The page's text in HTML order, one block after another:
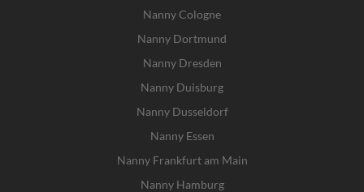
Nanny Cologne
Nanny Dortmund
Nanny Dresden
Nanny Duisburg
Nanny Dusseldorf
Nanny Essen
Nanny Frankfurt am Main
Nanny Hamburg